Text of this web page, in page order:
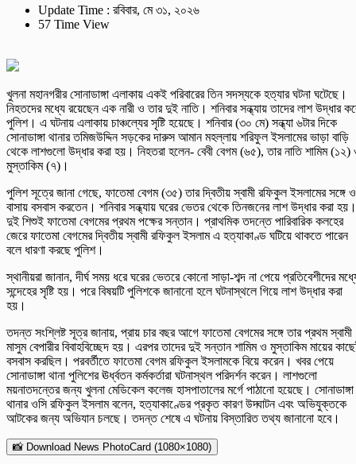
Update Time : রবিবার, মে ৩১, ২০২৬
57 Time View
খুলনা মহানগরীর সোনাডাঙ্গা এলাকায় একই পরিবারের তিন সদস্যকে হত্যার ঘটনা ঘটেছে।
নিহতদের মধ্যে রয়েছেন এক নারী ও তার দুই নাতি। শনিবার সন্ধ্যায় তাদের লাশ উদ্ধার
পুলিশ। এ ঘটনায় এলাকায় চাঞ্চল্যের সৃষ্টি হয়েছে। শনিবার (৩০ মে) সন্ধ্যা ৬টার দিকে
সোনাডাঙ্গা থানার তমিজউদ্দিন সড়কের দারুস আমান মহল্লায় শরিফুল ইসলামের ভাড়া বাড়ি
থেকে লাশগুলো উদ্ধার করা হয়। নিহতরা হলেন- বেবী বেগম (৬৫), তার নাতি শামিম (১২)
মুস্তাকিম (৭)।
পুলিশ সূত্রে জানা গেছে, ফাতেমা বেগম (৩৫) তার দ্বিতীয় স্বামী রফিকুল ইসলামের সঙ্গে
বাসায় বসবাস করতেন। শনিবার সন্ধ্যায় ঘরের ভেতর থেকে তিনজনের লাশ উদ্ধার করা হয়।
দুই শিশুই ফাতেমা বেগমের প্রথম পক্ষের সন্তান। প্রাথমিক তদন্তে পারিবারিক কলহের
জেরে ফাতেমা বেগমের দ্বিতীয় স্বামী রফিকুল ইসলাম এ হত্যাকাণ্ড ঘটিয়ে থাকতে পারেন
বলে ধারণা করছে পুলিশ।
স্থানীয়রা জানান, দীর্ঘ সময় ধরে ঘরের ভেতরে কোনো সাড়া-শব্দ না পেয়ে প্রতিবেশীদের
সন্দেহের সৃষ্টি হয়। পরে বিষয়টি পুলিশকে জানানো হলে ঘটনাস্থলে গিয়ে লাশ উদ্ধার করা
হয়।
তদন্ত সংশ্লিষ্ট সূত্র জানায়, প্রায় চার বছর আগে ফাতেমা বেগমের সঙ্গে তার প্রথম স্বামী
মাসুম বেপারীর বিবাহবিচ্ছেদ হয়। এরপর তাদের দুই সন্তান শামিম ও মুস্তাকিম মায়ের
বসবাস করছিল। পরবর্তীতে ফাতেমা বেগম রফিকুল ইসলামকে বিয়ে করেন। খবর পেয়ে
সোনাডাঙ্গা থানা পুলিশের ঊর্ধ্বতন কর্মকর্তারা ঘটনাস্থল পরিদর্শন করেন। লাশগুলো
ময়নাতদন্তের জন্য খুলনা মেডিকেল কলেজ হাসপাতালের মর্গে পাঠানো হয়েছে। সোনাডাঙ্গা
থানার ওসি রফিকুল ইসলাম বলেন, হত্যাকাণ্ডের প্রকৃত কারণ উদ্ঘাটন এবং অভিযুক্তকে
আটকের জন্য অভিযান চলছে। তদন্ত শেষে এ ঘটনায় বিস্তারিত তথ্য জানানো হবে।
📸 Download News PhotoCard (1080×1080)